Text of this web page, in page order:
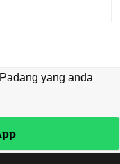
yang anda